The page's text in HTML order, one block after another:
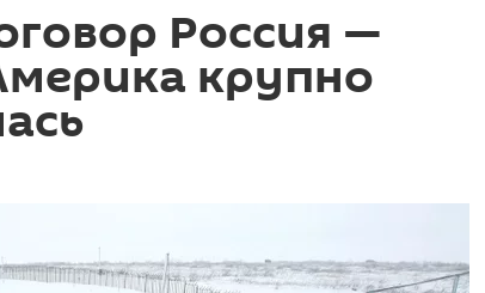
Россия —
крупно